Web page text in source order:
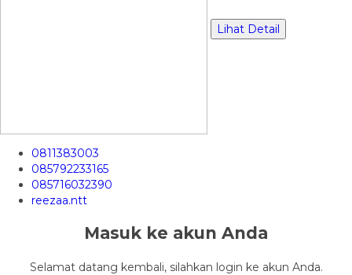
Lihat Detail
0811383003
085792233165
085716032390
reezaa.ntt
Masuk ke akun Anda
Selamat datang kembali, silahkan login ke akun Anda.